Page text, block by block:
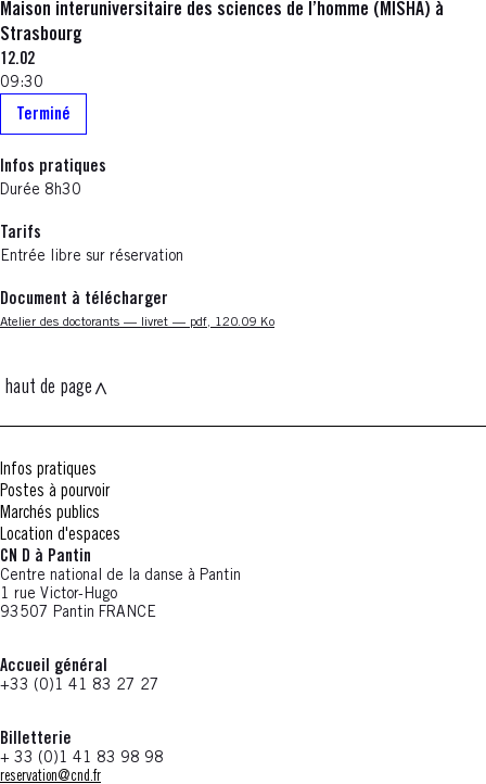
Maison interuniversitaire des sciences de l’homme (MISHA) à
Strasbourg
12.02
09:30
Terminé
Infos pratiques
Durée 8h30
Tarifs
Entrée libre sur réservation
Document à télécharger
Nouvelle fenêtre
Atelier des doctorants — livret — pdf, 120.09 Ko
haut de page
Infos pratiques
Postes à pourvoir
Marchés publics
Location d'espaces
CN D à Pantin
Centre national de la danse à Pantin
1 rue Victor-Hugo
93507 Pantin FRANCE
Accueil général
+33 (0)1 41 83 27 27
Billetterie
+ 33 (0)1 41 83 98 98
reservation@cnd.fr